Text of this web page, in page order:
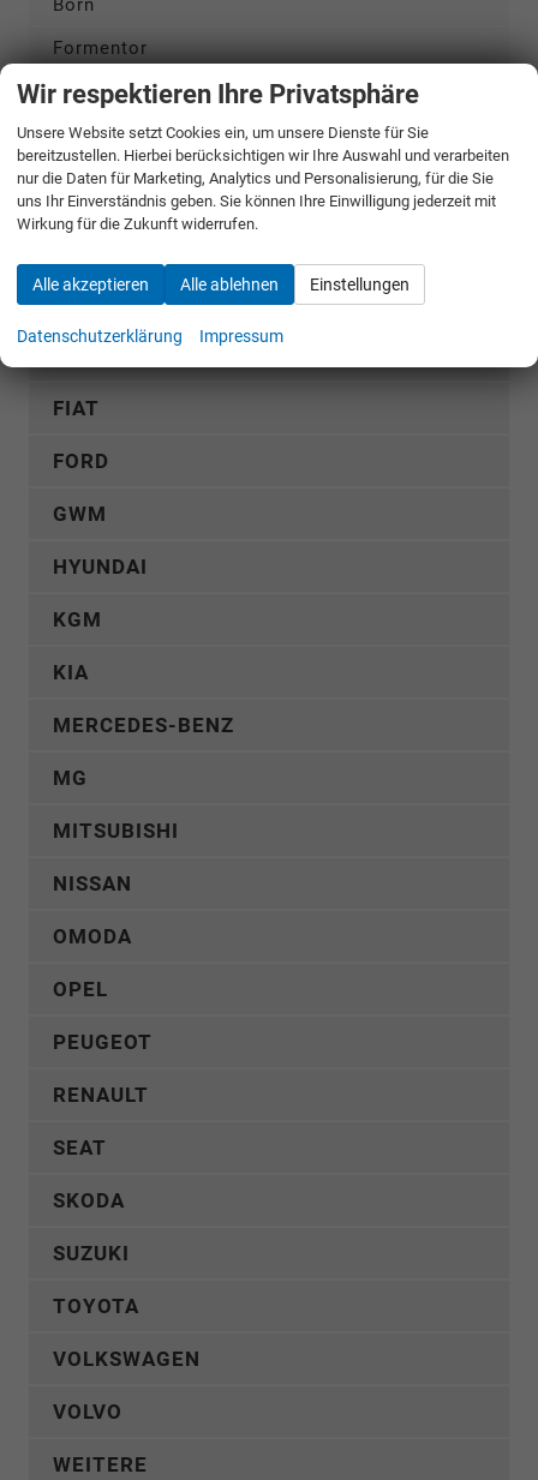
Born
Formentor
Formentor VZ5
Leon
Leon Sportstourer
Raval
Tavascan
Terramar
FIAT
FORD
GWM
HYUNDAI
KGM
KIA
MERCEDES-BENZ
MG
MITSUBISHI
NISSAN
OMODA
OPEL
PEUGEOT
RENAULT
SEAT
SKODA
SUZUKI
TOYOTA
VOLKSWAGEN
VOLVO
WEITERE
Wir respektieren Ihre Privatsphäre
Unsere Website setzt Cookies ein, um unsere Dienste für Sie
bereitzustellen. Hierbei berücksichtigen wir Ihre Auswahl und verarbeiten
nur die Daten für Marketing, Analytics und Personalisierung, für die Sie
uns Ihr Einverständnis geben. Sie können Ihre Einwilligung jederzeit mit
Wirkung für die Zukunft widerrufen.
Alle akzeptieren Alle ablehnen Einstellungen
Datenschutzerklärung Impressum